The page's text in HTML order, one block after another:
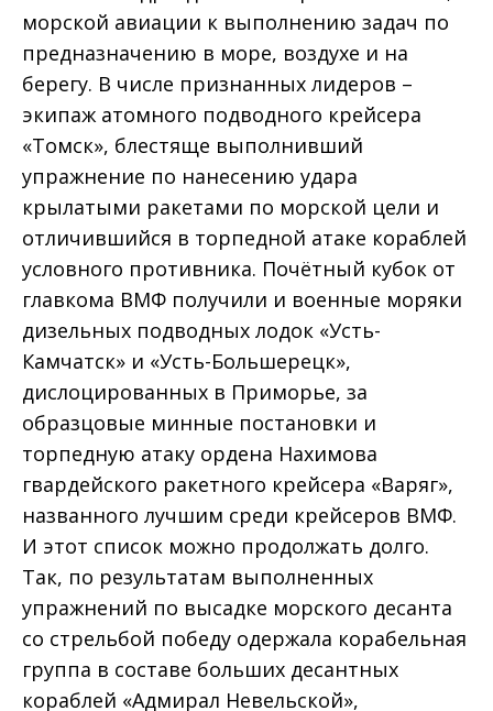
морской авиации к выполнению задач по
предназначению в море, воздухе и на
берегу. В числе признанных лидеров –
экипаж атомного подводного крейсера
«Томск», блестяще выполнивший
упражнение по нанесению удара
крылатыми ракетами по морской цели и
отличившийся в торпедной атаке кораблей
условного противника. Почётный кубок от
главкома ВМФ получили и военные моряки
дизельных подводных лодок «Усть-
Камчатск» и «Усть-Большерецк»,
дислоцированных в Приморье, за
образцовые минные постановки и
торпедную атаку ордена Нахимова
гвардейского ракетного крейсера «Варяг»,
названного лучшим среди крейсеров ВМФ.
И этот список можно продолжать долго.
Так, по результатам выполненных
упражнений по высадке морского десанта
со стрельбой победу одержала корабельная
группа в составе больших десантных
кораблей «Адмирал Невельской»,